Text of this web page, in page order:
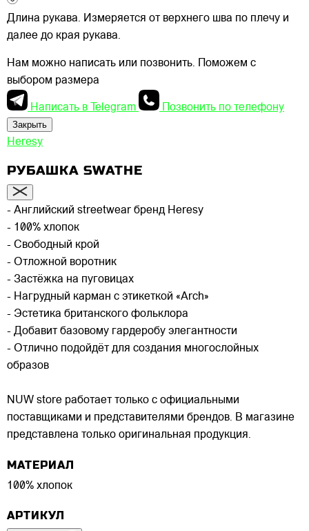
Длина рукава. Измеряется от верхнего шва по плечу и
далее до края рукава.
Нам можно написать или позвонить. Поможем с
выбором размера
Написать в Telegram Позвонить по телефону
Закрыть
Heresy
РУБАШКА SWATHE
- Английский streetwear бренд Heresy
- 100% хлопок
- Свободный крой
- Отложной воротник
- Застёжка на пуговицах
- Нагрудный карман с этикеткой «Arch»
- Эстетика британского фольклора
- Добавит базовому гардеробу элегантности
- Отлично подойдёт для создания многослойных
образов
NUW store работает только с официальными
поставщиками и представителями брендов. В магазине
представлена только оригинальная продукция.
МАТЕРИАЛ
100% хлопок
АРТИКУЛ